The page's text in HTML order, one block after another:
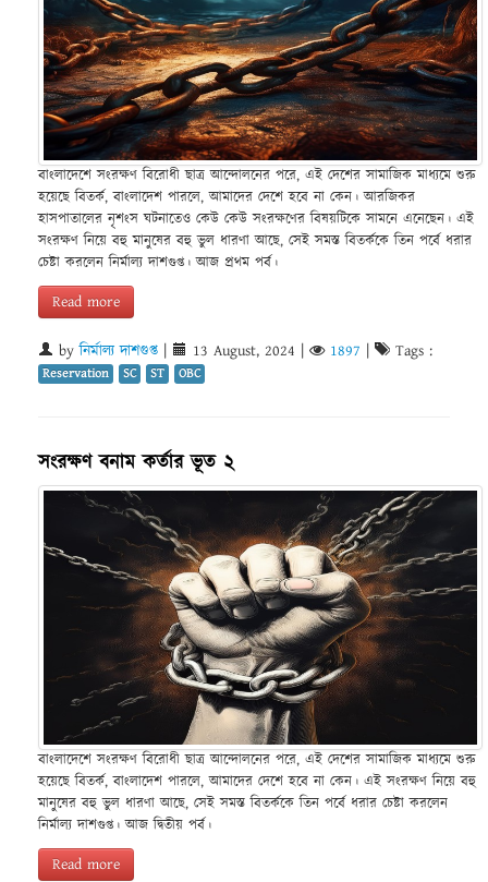
বাংলাদেশে সংরক্ষণ বিরোধী ছাত্র আন্দোলনের পরে, এই দেশের সামাজিক মাধ্যমে শুরু
হয়েছে বিতর্ক, বাংলাদেশ পারলে, আমাদের দেশে হবে না কেন। আরজিকর
হাসপাতালের নৃশংস ঘটনাতেও কেউ কেউ সংরক্ষণের বিষয়টিকে সামনে এনেছেন। এই
সংরক্ষণ নিয়ে বহু মানুষের বহু ভুল ধারণা আছে, সেই সমস্ত বিতর্ককে তিন পর্বে ধরার
চেষ্টা করলেন নির্মাল্য দাশগুপ্ত। আজ প্রথম পর্ব।
Read more
byনির্মাল্য দাশগুপ্ত 13 August, 2024 1897 Tags :
Reservation SC ST OBC
সংরক্ষণ বনাম কর্তার ভূত ২
বাংলাদেশে সংরক্ষণ বিরোধী ছাত্র আন্দোলনের পরে, এই দেশের সামাজিক মাধ্যমে শুরু
হয়েছে বিতর্ক, বাংলাদেশ পারলে, আমাদের দেশে হবে না কেন। এই সংরক্ষণ নিয়ে বহু
মানুষের বহু ভুল ধারণা আছে, সেই সমস্ত বিতর্ককে তিন পর্বে ধরার চেষ্টা করলেন
নির্মাল্য দাশগুপ্ত। আজ দ্বিতীয় পর্ব।
Read more